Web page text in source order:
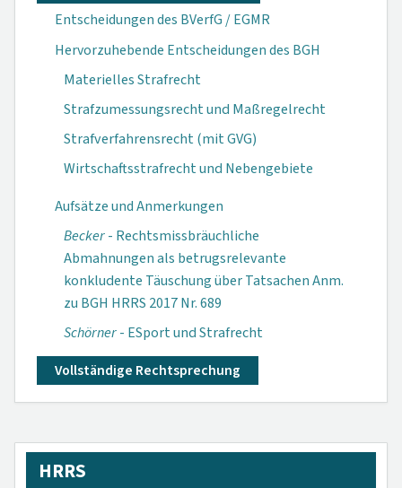
Entscheidungen des BVerfG / EGMR
Hervorzuhebende Entscheidungen des BGH
Materielles Strafrecht
Strafzumessungsrecht und Maßregelrecht
Strafverfahrensrecht (mit GVG)
Wirtschaftsstrafrecht und Nebengebiete
Aufsätze und Anmerkungen
Becker- Rechtsmissbräuchliche
Abmahnungen als betrugsrelevante
konkludente Täuschung über Tatsachen Anm.
zu BGH HRRS 2017 Nr. 689
Schörner- ESport und Strafrecht
Vollständige Rechtsprechung
HRRS